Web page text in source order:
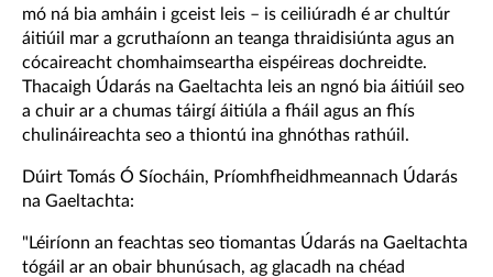
mó ná bia amháin i gceist leis – is ceiliúradh é ar chultúr
áitiúil mar a gcruthaíonn an teanga thraidisiúnta agus an
cócaireacht chomhaimseartha eispéireas dochreidte.
Thacaigh Údarás na Gaeltachta leis an ngnó bia áitiúil seo
a chuir ar a chumas táirgí áitiúla a fháil agus an fhís
chulináireachta seo a thiontú ina ghnóthas rathúil.
Dúirt Tomás Ó Síocháin, Príomhfheidhmeannach Údarás
na Gaeltachta:
"Léiríonn an feachtas seo tiomantas Údarás na Gaeltachta
tógáil ar an obair bhunúsach, ag glacadh na chéad